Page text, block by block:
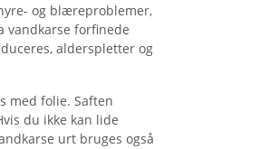
og blæreproblemer,
vandkarse forfinede
alderspletter og
med folie. Saften
du ikke kan lide
urt bruges også